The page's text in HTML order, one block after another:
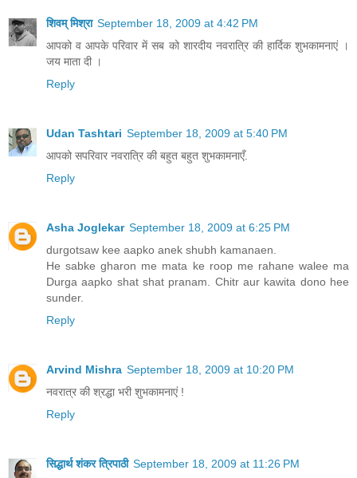
शिवम् मिश्रा September 18, 2009 at 4:42 PM
आपको व आपके परिवार में सब को शारदीय नवरात्रि की हार्दिक शुभकामनाएं ।
जय माता दी ।
Reply
Udan Tashtari September 18, 2009 at 5:40 PM
आपको सपरिवार नवरात्रि की बहुत बहुत शुभकामनाएँ.
Reply
Asha Joglekar September 18, 2009 at 6:25 PM
durgotsaw kee aapko anek shubh kamanaen.
He sabke gharon me mata ke roop me rahane walee ma
Durga aapko shat shat pranam. Chitr aur kawita dono hee
sunder.
Reply
Arvind Mishra September 18, 2009 at 10:20 PM
नवरात्र की श्रद्धा भरी शुभकामनाएं !
Reply
सिद्धार्थ शंकर त्रिपाठी September 18, 2009 at 11:26 PM